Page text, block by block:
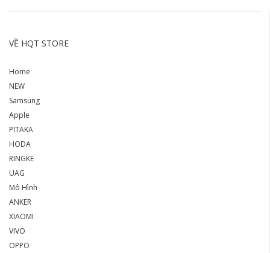
VỀ HQT STORE
Home
NEW
Samsung
Apple
PITAKA
HODA
RINGKE
UAG
Mô Hình
ANKER
XIAOMI
VIVO
OPPO